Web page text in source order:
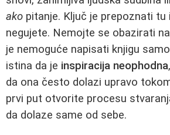
ako pitanje. Ključ je prepoznati tu
negujete. Nemojte se obazirati
je nemoguće napisati knjigu
istina da je inspiracija neophodna
da ona često dolazi upravo
prvi put otvorite procesu
da dolaze same od sebe.